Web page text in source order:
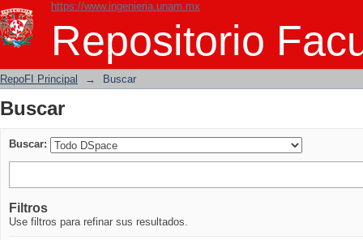
https://www.ingenieria.unam.mx
Repositorio
Buscar
RepoFI Principal → Buscar
Buscar
Buscar:
Filtros
Use filtros para refinar sus resultados.